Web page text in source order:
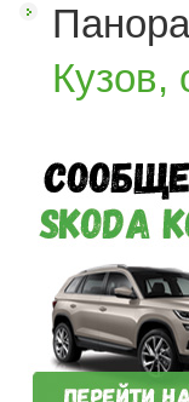
Кузов,